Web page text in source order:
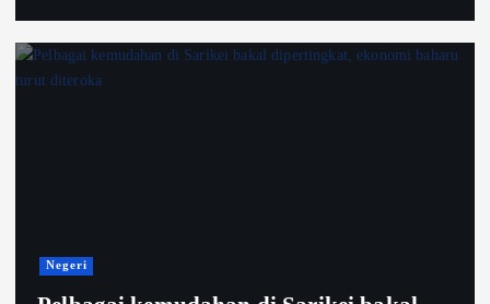
Negeri